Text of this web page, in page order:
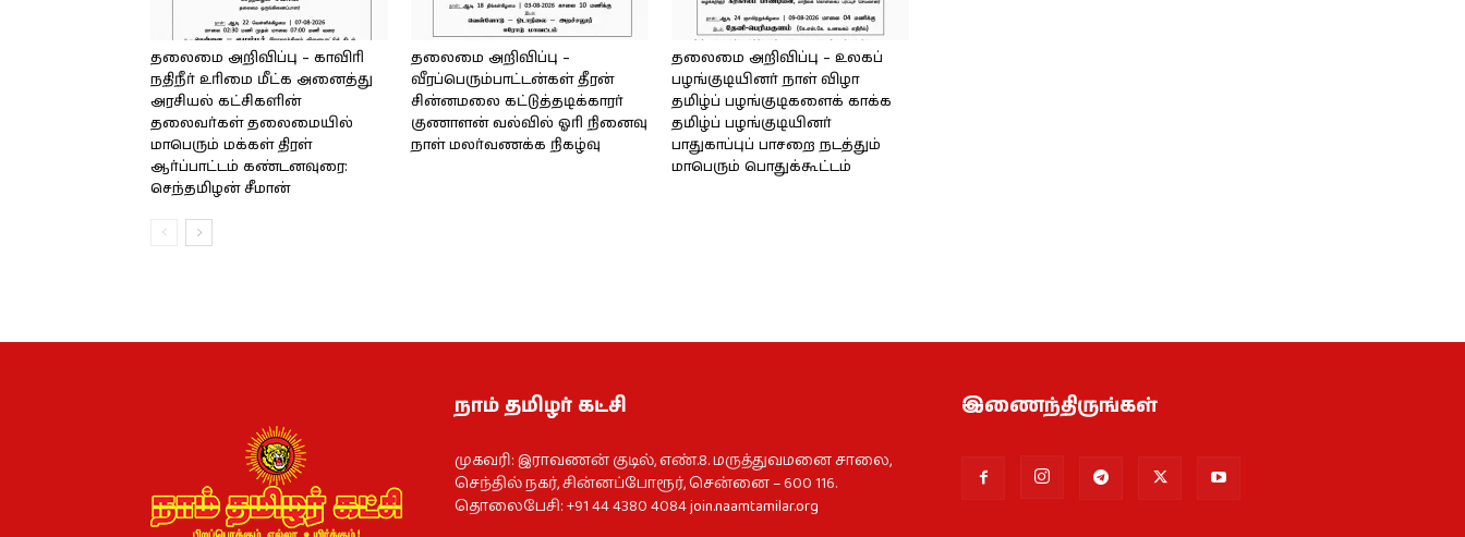
தலைமை அறிவிப்பு – காவிரி
நதிநீர் உரிமை மீட்க அனைத்து
அரசியல் கட்சிகளின்
தலைவர்கள் தலைமையில்
மாபெரும் மக்கள் திரள்
ஆர்ப்பாட்டம் கண்டனவுரை:
செந்தமிழன் சீமான்
தலைமை அறிவிப்பு –
வீரப்பெரும்பாட்டன்கள் தீரன்
சின்னமலை கட்டுத்தடிக்காரர்
குணாளன் வல்வில் ஓரி நினைவு
நாள் மலர்வணக்க நிகழ்வு
தலைமை அறிவிப்பு – உலகப்
பழங்குடியினர் நாள் விழா
தமிழ்ப் பழங்குடிகளைக் காக்க
தமிழ்ப் பழங்குடியினர்
பாதுகாப்புப் பாசறை நடத்தும்
மாபெரும் பொதுக்கூட்டம்
நாம் தமிழர் கட்சி
முகவரி: இராவணன் குடில், எண்.8. மருத்துவமனை சாலை,
செந்தில் நகர், சின்னப்போரூர், சென்னை – 600 116.
தொலைபேசி: +91 44 4380 4084join.naamtamilar.org
இணைந்திருங்கள்